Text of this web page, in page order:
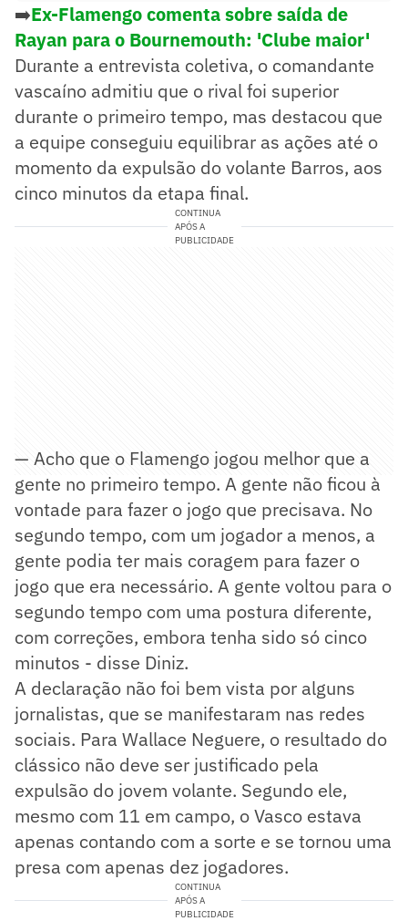
➡️Ex-Flamengo comenta sobre saída de
Rayan para o Bournemouth: 'Clube maior'
Durante a entrevista coletiva, o comandante
vascaíno admitiu que o rival foi superior
durante o primeiro tempo, mas destacou que
a equipe conseguiu equilibrar as ações até o
momento da expulsão do volante Barros, aos
cinco minutos da etapa final.
CONTINUA
APÓS A
PUBLICIDADE
— Acho que o Flamengo jogou melhor que a
gente no primeiro tempo. A gente não ficou à
vontade para fazer o jogo que precisava. No
segundo tempo, com um jogador a menos, a
gente podia ter mais coragem para fazer o
jogo que era necessário. A gente voltou para o
segundo tempo com uma postura diferente,
com correções, embora tenha sido só cinco
minutos - disse Diniz.
A declaração não foi bem vista por alguns
jornalistas, que se manifestaram nas redes
sociais. Para Wallace Neguere, o resultado do
clássico não deve ser justificado pela
expulsão do jovem volante. Segundo ele,
mesmo com 11 em campo, o Vasco estava
apenas contando com a sorte e se tornou uma
presa com apenas dez jogadores.
CONTINUA
APÓS A
PUBLICIDADE